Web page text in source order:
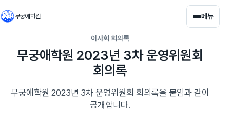
무궁애학원 메뉴
이사회 회의록
무궁애학원 2023년 3차 운영위원회
회의록
무궁애학원 2023년 3차 운영위원회 회의록을 붙임과 같이
공개합니다.